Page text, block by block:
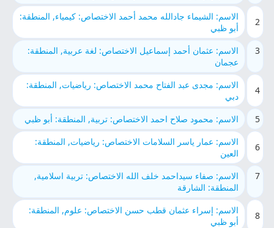
2
الاسم: الشيماء جادالله محمد أحمد الاختصاص: كيمياء, المنطقة:
أبو ظبي
3
الاسم: عثمان أحمد إسماعيل الاختصاص: لغة عربية, المنطقة:
عجمان
4
الاسم: مجدى عبد الفتاح محمد الاختصاص: رياضيات, المنطقة:
دبي
5
الاسم: محمود صلاح احمد الاختصاص: تربية, المنطقة: أبو ظبي
6
الاسم: عمار ياسر السلامات الاختصاص: رياضيات, المنطقة:
العين
7
الاسم: صفاء سيداحمد خلف الله الاختصاص: تربية اسلامية,
المنطقة: الشارقة
8
الاسم: إسراء عثمان قطب حسن الاختصاص: علوم, المنطقة:
أبو ظبي